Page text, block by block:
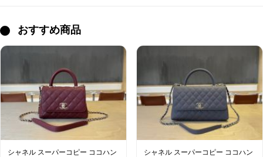
おすすめ商品
シャネル スーパーコピー ココハン
シャネル スーパーコピー ココハン